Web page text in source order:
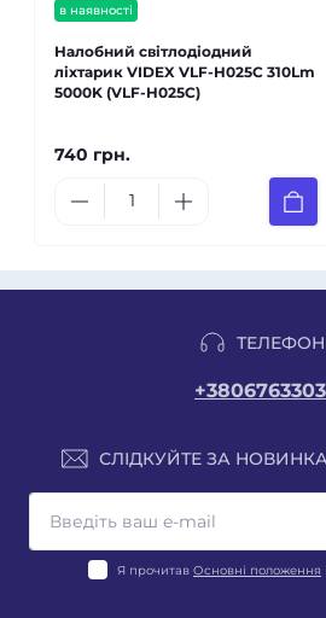
в наявності
Налобний світлодіодний
ліхтарик VIDEX VLF-H025C 310Lm
5000K (VLF-H025C)
740 грн.
СЛІДКУЙТЕ ЗА
Я прочитав Основні положення